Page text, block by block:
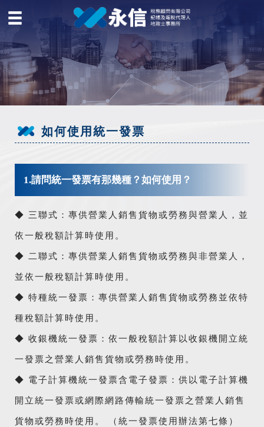
如何使用統一發票
1.請問統一發票有那幾種？如何使用？
◆ 三聯式：專供營業人銷售貨物或勞務與營業人，並
依一般稅額計算時使用。
◆ 二聯式：專供營業人銷售貨物或勞務與非營業人，
並依一般稅額計算時使用。
◆ 特種統一發票：專供營業人銷售貨物或勞務並依特
種稅額計算時使用。
◆ 收銀機統一發票：依一般稅額計算以收銀機開立統
一發票之營業人銷售貨物或勞務時使用。
◆ 電子計算機統一發票含電子發票：供以電子計算機
開立統一發票或網際網路傳輸統一發票之營業人銷售
貨物或勞務時使用。 （統一發票使用辦法第七條）